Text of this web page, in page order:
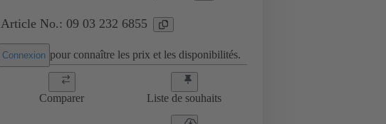
Article No.: 09 03 232 6855
Connexion pour connaître les prix et les disponibilités.
Comparer Liste de souhaits